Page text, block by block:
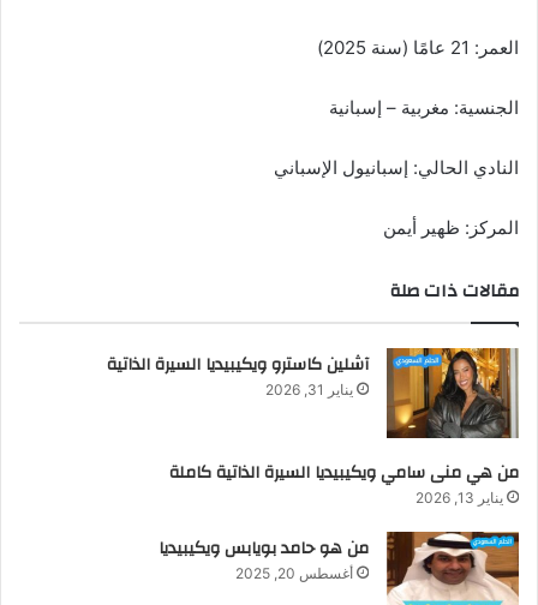
العمر: 21 عامًا (سنة 2025)
الجنسية: مغربية – إسبانية
النادي الحالي: إسبانيول الإسباني
المركز: ظهير أيمن
مقالات ذات صلة
آشلين كاسترو ويكيبيديا السيرة الذاتية
يناير 31, 2026
من هي منى سامي ويكيبيديا السيرة الذاتية كاملة
يناير 13, 2026
من هو حامد بويابس ويكيبيديا
أغسطس 20, 2025